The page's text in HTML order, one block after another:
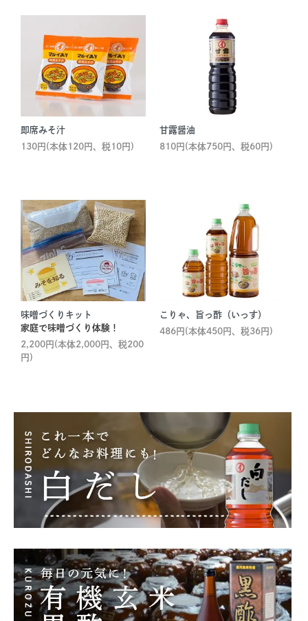
即席みそ汁
130円(本体120円、税10円)
甘露醤油
810円(本体750円、税60円)
味噌づくりキット
家庭で味噌づくり体験！
2,200円(本体2,000円、税200
円)
こりゃ、旨っ酢（いっす）
486円(本体450円、税36円)